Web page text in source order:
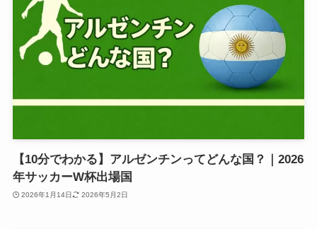
【10分でわかる】アルゼンチンってどんな国？｜2026
年サッカーW杯出場国
2026年1月14日 2026年5月2日